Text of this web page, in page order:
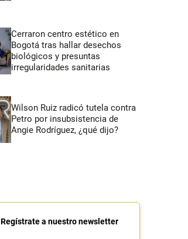
Cerraron centro estético en
Bogotá tras hallar desechos
biológicos y presuntas
irregularidades sanitarias
Wilson Ruiz radicó tutela contra
Petro por insubsistencia de
Angie Rodríguez, ¿qué dijo?
Regístrate a nuestro newsletter